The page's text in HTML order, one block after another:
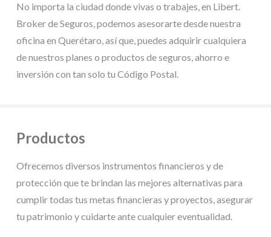
No importa la ciudad donde vivas o trabajes, en Libert.
Broker de Seguros, podemos asesorarte desde nuestra
oficina en Querétaro, así que, puedes adquirir cualquiera
de nuestros planes o productos de seguros, ahorro e
inversión con tan solo tu Código Postal.
Productos
Ofrecemos diversos instrumentos financieros y de
protección que te brindan las mejores alternativas para
cumplir todas tus metas financieras y proyectos, asegurar
tu patrimonio y cuidarte ante cualquier eventualidad.